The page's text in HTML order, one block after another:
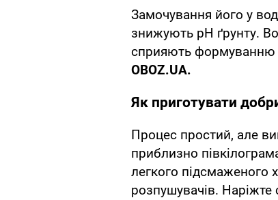
Замочування його у
знижують pH ґрунту.
сприяють формуванню
OBOZ.UA.
Як приготувати
Процес простий, але
приблизно
легкого підсмаженого
розпушувачів. Наріжте